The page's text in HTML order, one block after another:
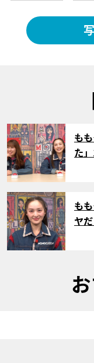
サムネ
も
た
サムネ
も
ヤ